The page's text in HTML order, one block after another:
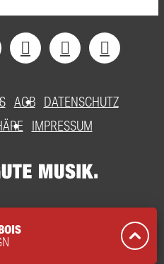
AGB DATENSCHUTZ
IMPRESSUM